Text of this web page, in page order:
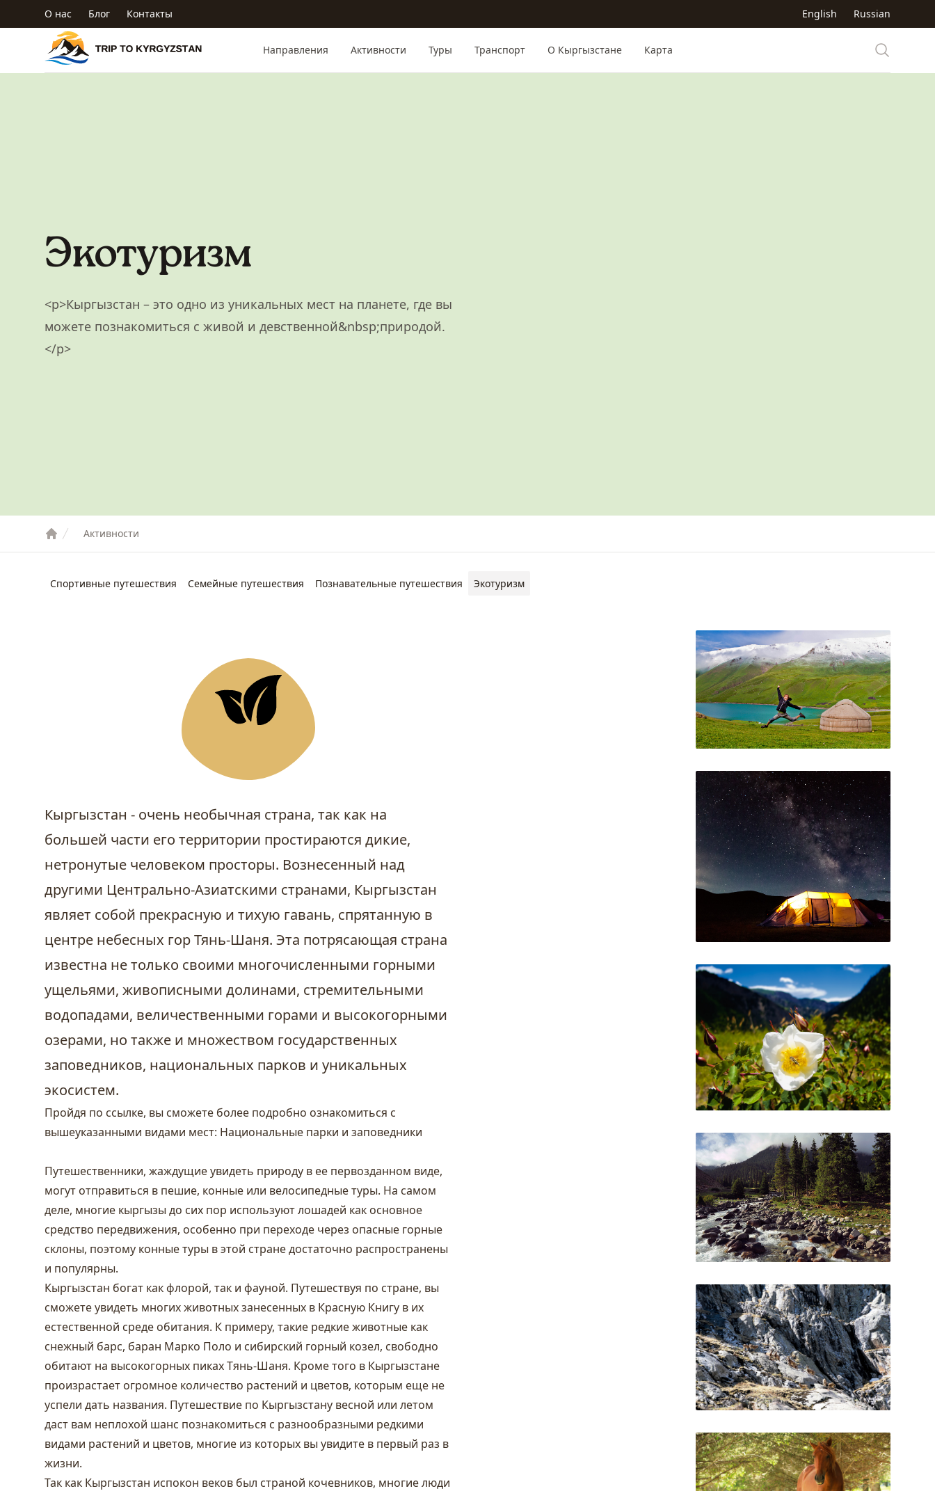
Перейти к основному содержанию
О нас Блог Контакты English Russian
Trip to Kyrgyzstan
Направления Активности Туры Транспорт О Кыргызстане Карта
Экотуризм
<p>Кыргызстан – это одно из уникальных мест на планете, где вы
можете познакомиться с живой и девственной&nbsp;природой.
</p>
Активности
Спортивные путешествия Семейные путешествия Познавательные путешествия Экотуризм
Кыргызстан - очень необычная страна, так как на
большей части его территории простираются дикие,
нетронутые человеком просторы. Вознесенный над
другими Центрально-Азиатскими странами, Кыргызстан
являет собой прекрасную и тихую гавань, спрятанную в
центре небесных гор Тянь-Шаня. Эта потрясающая страна
известна не только своими многочисленными горными
ущельями, живописными долинами, стремительными
водопадами, величественными горами и высокогорными
озерами, но также и множеством государственных
заповедников, национальных парков и уникальных
экосистем.
Пройдя по ссылке, вы сможете более подробно ознакомиться с
вышеуказанными видами мест: Национальные парки и заповедники
Путешественники, жаждущие увидеть природу в ее первозданном виде,
могут отправиться в пешие, конные или велосипедные туры. На самом
деле, многие кыргызы до сих пор используют лошадей как основное
средство передвижения, особенно при переходе через опасные горные
склоны, поэтому конные туры в этой стране достаточно распространены
и популярны.
Кыргызстан богат как флорой, так и фауной. Путешествуя по стране, вы
сможете увидеть многих животных занесенных в Красную Книгу в их
естественной среде обитания. К примеру, такие редкие животные как
снежный барс, баран Марко Поло и сибирский горный козел, свободно
обитают на высокогорных пиках Тянь-Шаня. Кроме того в Кыргызстане
произрастает огромное количество растений и цветов, которым еще не
успели дать названия. Путешествие по Кыргызстану весной или летом
даст вам неплохой шанс познакомиться с разнообразными редкими
видами растений и цветов, многие из которых вы увидите в первый раз в
жизни.
Так как Кыргызстан испокон веков был страной кочевников, многие люди